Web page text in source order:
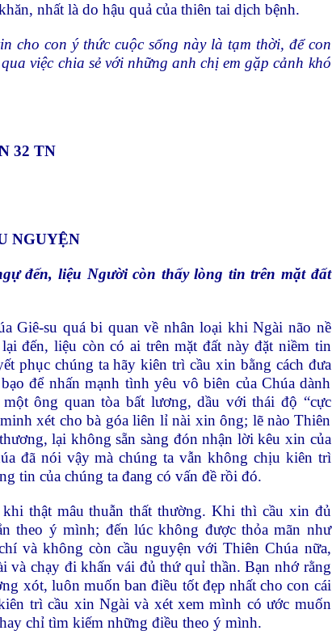
nhất là do hậu quả của thiên tai dịch bệnh.
cho con ý thức cuộc sống này là tạm thời, để con
việc chia sẻ với những anh chị em gặp cảnh khó
32 TN
NGUYỆN
đến, liệu Người còn thấy lòng tin trên mặt đất
Giê-su quá bi quan về nhân loại khi Ngài não nề
đến, liệu còn có ai trên mặt đất này đặt niềm tin
phục chúng ta hãy kiên trì cầu xin bằng cách đưa
để nhấn mạnh tình yêu vô biên của Chúa dành
ông quan tòa bất lương, dầu với thái độ “cực
xét cho bà góa liên lỉ nài xin ông; lẽ nào Thiên
lại không sẵn sàng đón nhận lời kêu xin của
đã nói vậy mà chúng ta vẫn không chịu kiên trì
tin của chúng ta đang có vấn đề rồi đó.
thật mâu thuẫn thất thường. Khi thì cầu xin đủ
theo ý mình; đến lúc không được thỏa mãn như
và không còn cầu nguyện với Thiên Chúa nữa,
và chạy đi khấn vái đủ thứ quỉ thần. Bạn nhớ rằng
xót, luôn muốn ban điều tốt đẹp nhất cho con cái
trì cầu xin Ngài và xét xem mình có ước muốn
chỉ tìm kiếm những điều theo ý mình.